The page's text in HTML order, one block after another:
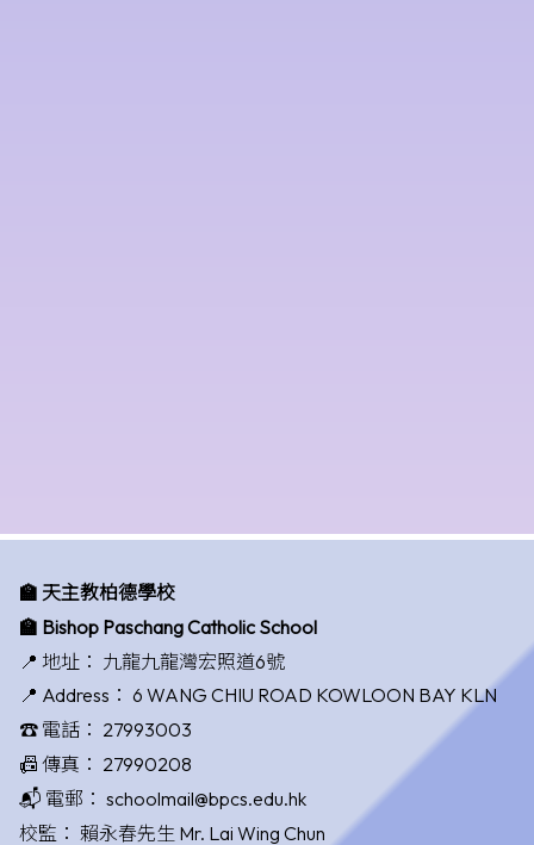
🏫 天主教柏德學校
🏫 Bishop Paschang Catholic School
📍 地址： 九龍九龍灣宏照道6號
📍 Address： 6 WANG CHIU ROAD KOWLOON BAY KLN
☎️ 電話： 27993003
📠 傳真： 27990208
📬 電郵： schoolmail@bpcs.edu.hk
校監： 賴永春先生 Mr. Lai Wing Chun